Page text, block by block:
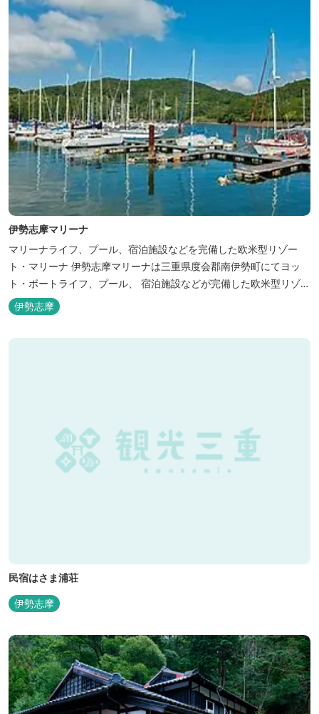
伊勢志摩マリーナ
マリーナライフ、プール、宿泊施設などを完備した欧米型リゾー
ト・マリーナ 伊勢志摩マリーナは三重県度会郡南伊勢町にてヨッ
ト・ボートライフ、プール、 宿泊施設などが完備した欧米型リゾー
ト・マリーナの管理・運営を行っております。
伊勢志摩
民宿はさま浦荘
伊勢志摩